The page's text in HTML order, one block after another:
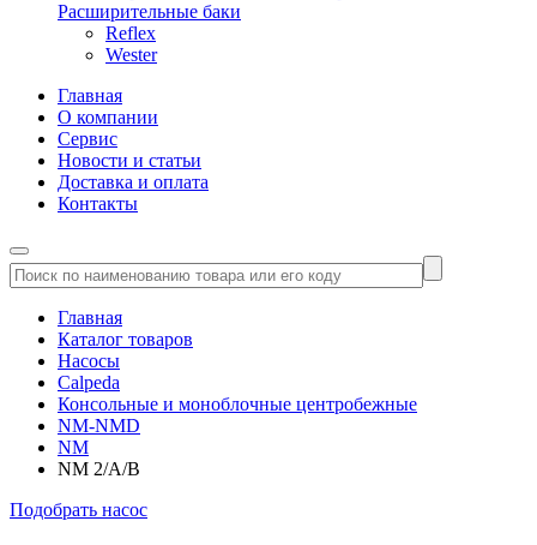
Расширительные баки
Reflex
Wester
Главная
О компании
Сервис
Новости и статьи
Доставка и оплата
Контакты
Главная
Каталог товаров
Насосы
Calpeda
Консольные и моноблочные центробежные
NM-NMD
NM
NM 2/A/B
Подобрать насос